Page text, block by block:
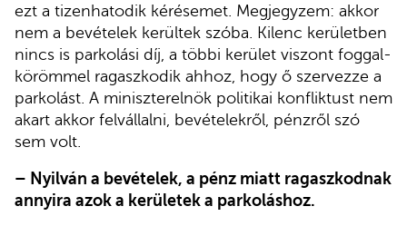
ezt a tizenhatodik kérésemet. Megjegyzem: akkor
nem a bevételek kerültek szóba. Kilenc kerületben
nincs is parkolási díj, a többi kerület viszont foggal-
körömmel ragaszkodik ahhoz, hogy ő szervezze a
parkolást. A miniszterelnök politikai konfliktust nem
akart akkor felvállalni, bevételekről, pénzről szó
sem volt.
– Nyilván a bevételek, a pénz miatt ragaszkodnak
annyira azok a kerületek a parkoláshoz.